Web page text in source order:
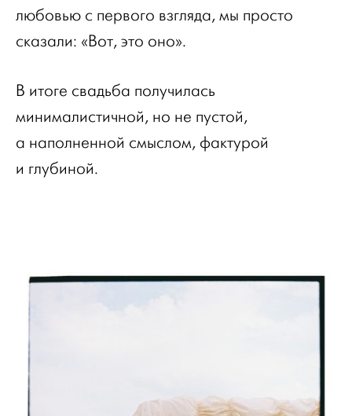
любовью с первого взгляда, мы просто
сказали: «Вот, это оно».
В итоге свадьба получилась
минималистичной, но не пустой,
а наполненной смыслом, фактурой
и глубиной.